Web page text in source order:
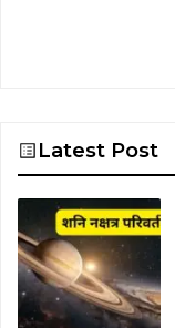
Latest Post